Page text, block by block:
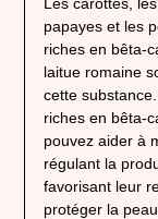
papayes et les
riches en bêta-
laitue romaine
cette
riches en bêta-
pouvez aider à
régulant la
favorisant leur
protéger la